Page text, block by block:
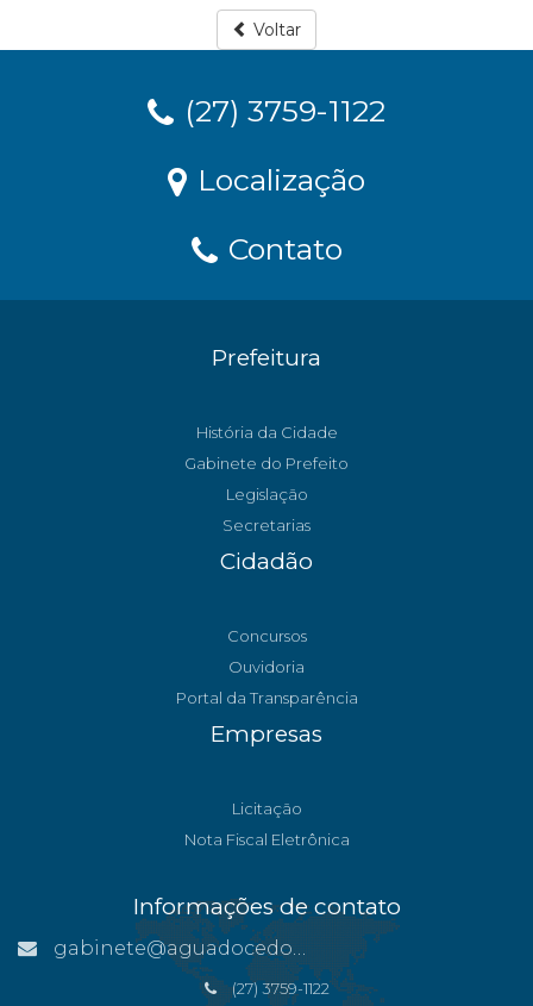
Voltar
(27) 3759-1122
Localização
Contato
Prefeitura
História da Cidade
Gabinete do Prefeito
Legislação
Secretarias
Cidadão
Concursos
Ouvidoria
Portal da Transparência
Empresas
Licitação
Nota Fiscal Eletrônica
Informações de contato
gabinete@aguadocedonorte.es.gov.br
(27) 3759-1122